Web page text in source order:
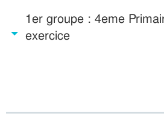
1er groupe : 4eme
exercice